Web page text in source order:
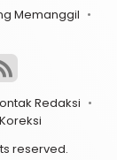
Memanggil
Redaksi
reserved.